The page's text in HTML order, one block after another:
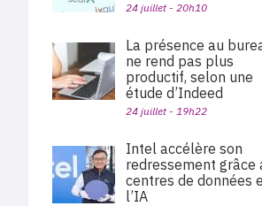
24 juillet - 20h10
La présence au
ne rend pas plus
productif, selon une
étude d’Indeed
24 juillet - 19h22
Intel accélère son
redressement grâce
centres de données
l’IA